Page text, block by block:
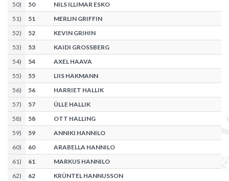
50) 50
NILS ILLIMAR ESKO
51) 51
MERLIN GRIFFIN
52) 52
KEVIN GRIHIN
53) 53
KAIDI GROSSBERG
54) 54
AXEL HAAVA
55) 55
LIIS HAKMANN
56) 56
HARRIET HALLIK
57) 57
ÜLLE HALLIK
58) 58
OTT HALLING
59) 59
ANNIKI HANNILO
60) 60
ARABELLA HANNILO
61) 61
MARKUS HANNILO
62) 62
KRÜNTEL HANNUSSON